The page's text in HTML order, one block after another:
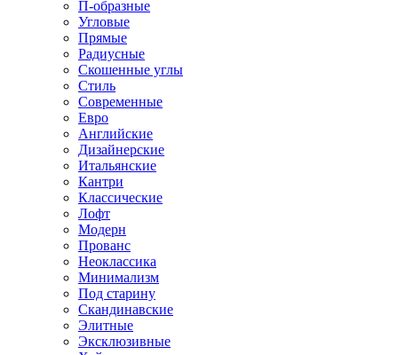
П-образные
Угловые
Прямые
Радиусные
Скошенные углы
Стиль
Современные
Евро
Английские
Дизайнерские
Итальянские
Кантри
Классические
Лофт
Модерн
Прованс
Неоклассика
Минимализм
Под старину
Скандинавские
Элитные
Эксклюзивные